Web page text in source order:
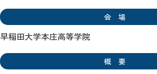
会 場
早稲田大学本庄高等学院
概 要